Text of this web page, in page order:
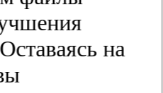
и
проф. Н.Н.
слева
кафедрой
на